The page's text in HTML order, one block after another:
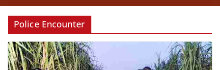
Police Encounter